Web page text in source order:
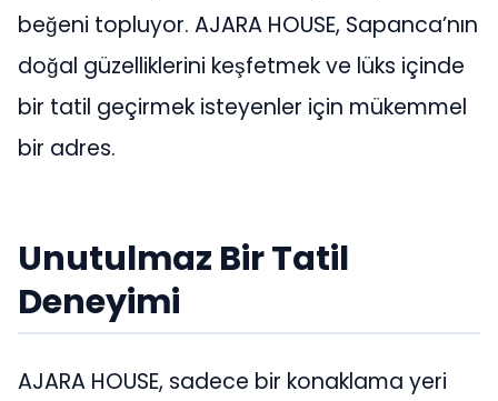
beğeni topluyor. AJARA HOUSE, Sapanca’nın
doğal güzelliklerini keşfetmek ve lüks içinde
bir tatil geçirmek isteyenler için mükemmel
bir adres.
Unutulmaz Bir Tatil
Deneyimi
AJARA HOUSE, sadece bir konaklama yeri